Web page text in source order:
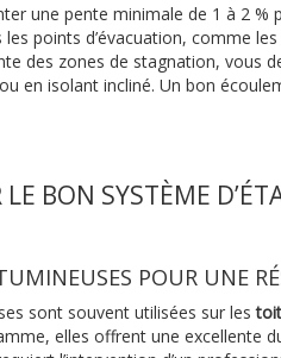
une pente minimale de 1 à 2 %
points d’évacuation, comme
des zones de stagnation, vous
en isolant incliné. Un bon
BON SYSTÈME
POUR UNE
sont souvent utilisées sur les
elles offrent une excellente